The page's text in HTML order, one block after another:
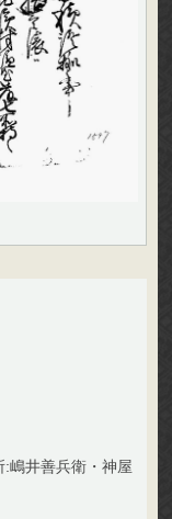
井善兵衛・神屋